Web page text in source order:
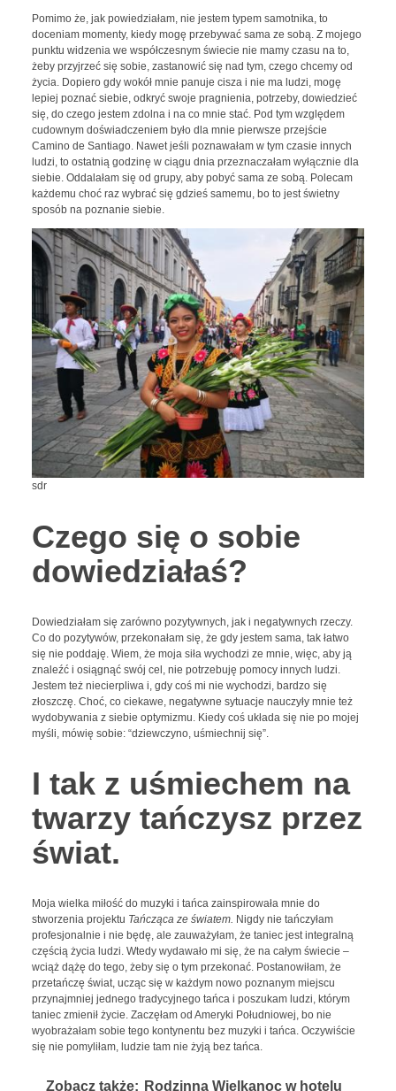
Pomimo że, jak powiedziałam, nie jestem typem samotnika, to
doceniam momenty, kiedy mogę przebywać sama ze sobą. Z mojego
punktu widzenia we współczesnym świecie nie mamy czasu na to,
żeby przyjrzeć się sobie, zastanowić się nad tym, czego chcemy od
życia. Dopiero gdy wokół mnie panuje cisza i nie ma ludzi, mogę
lepiej poznać siebie, odkryć swoje pragnienia, potrzeby, dowiedzieć
się, do czego jestem zdolna i na co mnie stać. Pod tym względem
cudownym doświadczeniem było dla mnie pierwsze przejście
Camino de Santiago. Nawet jeśli poznawałam w tym czasie innych
ludzi, to ostatnią godzinę w ciągu dnia przeznaczałam wyłącznie dla
siebie. Oddalałam się od grupy, aby pobyć sama ze sobą. Polecam
każdemu choć raz wybrać się gdzieś samemu, bo to jest świetny
sposób na poznanie siebie.
sdr
Czego się o sobie
dowiedziałaś?
Dowiedziałam się zarówno pozytywnych, jak i negatywnych rzeczy.
Co do pozytywów, przekonałam się, że gdy jestem sama, tak łatwo
się nie poddaję. Wiem, że moja siła wychodzi ze mnie, więc, aby ją
znaleźć i osiągnąć swój cel, nie potrzebuję pomocy innych ludzi.
Jestem też niecierpliwa i, gdy coś mi nie wychodzi, bardzo się
złoszczę. Choć, co ciekawe, negatywne sytuacje nauczyły mnie też
wydobywania z siebie optymizmu. Kiedy coś układa się nie po mojej
myśli, mówię sobie: “dziewczyno, uśmiechnij się”.
I tak z uśmiechem na
twarzy tańczysz przez
świat.
Moja wielka miłość do muzyki i tańca zainspirowała mnie do
stworzenia projektu Tańcząca ze światem. Nigdy nie tańczyłam
profesjonalnie i nie będę, ale zauważyłam, że taniec jest integralną
częścią życia ludzi. Wtedy wydawało mi się, że na całym świecie –
wciąż dążę do tego, żeby się o tym przekonać. Postanowiłam, że
przetańczę świat, ucząc się w każdym nowo poznanym miejscu
przynajmniej jednego tradycyjnego tańca i poszukam ludzi, którym
taniec zmienił życie. Zaczęłam od Ameryki Południowej, bo nie
wyobrażałam sobie tego kontynentu bez muzyki i tańca. Oczywiście
się nie pomyliłam, ludzie tam nie żyją bez tańca.
Zobacz także: Rodzinna Wielkanoc w hotelu